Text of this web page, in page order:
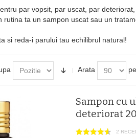
par vopsit, par uscat, par
rutina ta un sampon uscat sau un
si reda-i parului tau echilibrul natural!
Arata
Sampon cu
deteriorat
2